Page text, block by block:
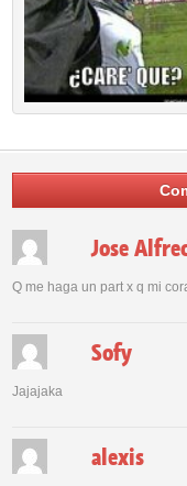
Jose
Q me haga un part x q mi
Sofy
Jajajaka
alexis